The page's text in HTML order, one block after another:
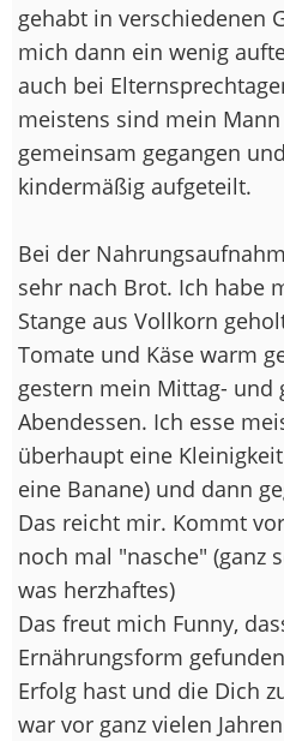
gehabt in verschiedenen
mich dann ein wenig
auch bei
meistens sind mein
gemeinsam gegangen
kindermäßig aufgeteilt.
Bei der
sehr nach Brot. Ich habe
Stange aus Vollkorn
Tomate und Käse warm
gestern mein Mittag- und
Abendessen. Ich esse
überhaupt eine
eine Banane) und dann
Das reicht mir. Kommt
noch mal "nasche" (ganz
was herzhaftes)
Das freut mich Funny,
Ernährungsform
Erfolg hast und die Dich
war vor ganz vielen